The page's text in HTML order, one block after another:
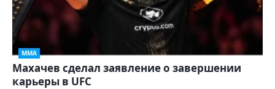
ММА
Махачев сделал заявление о завершении
карьеры в UFC